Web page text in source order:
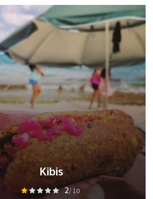
Kibis
2/ 10